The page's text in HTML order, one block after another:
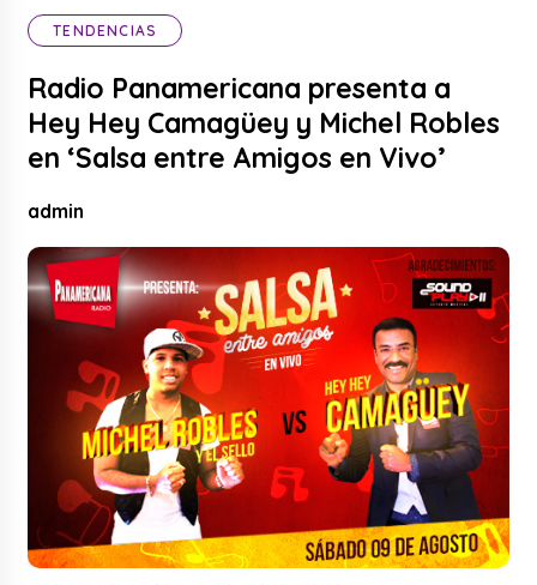
TENDENCIAS
Radio Panamericana presenta a
Hey Hey Camagüey y Michel Robles
en ‘Salsa entre Amigos en Vivo’
admin